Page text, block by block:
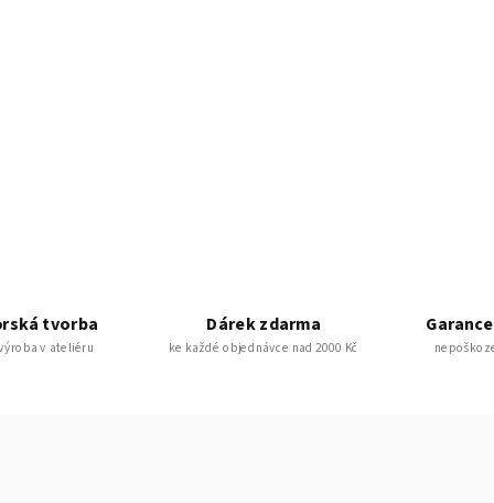
tvorba
v ateliéru
Dárek zdarma
ke každé objednávce nad 2000 Kč